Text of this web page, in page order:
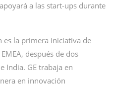
apoyará a las start-ups durante
es la primera iniciativa de
después de dos
India. GE trabaja en
en innovación